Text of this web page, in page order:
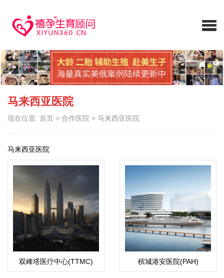
马来西亚医院
现在位置: 首页 > 合作医院 > 马来西亚医院
马来西亚医院
双峰塔医疗中心(TTMC) 槟城港安医院(PAH)